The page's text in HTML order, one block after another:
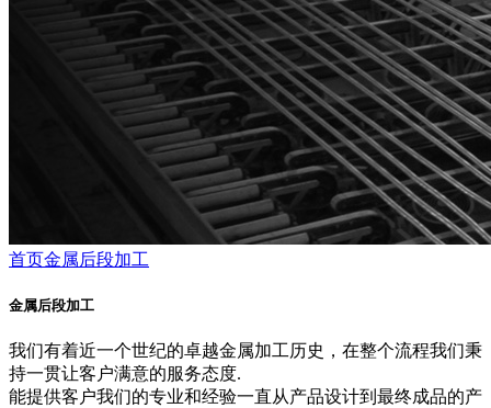
首页金属后段加工
金属后段加工
我们有着近一个世纪的卓越金属加工历史，在整个流程我们秉
持一贯让客户满意的服务态度.
能提供客户我们的专业和经验一直从产品设计到最终成品的产